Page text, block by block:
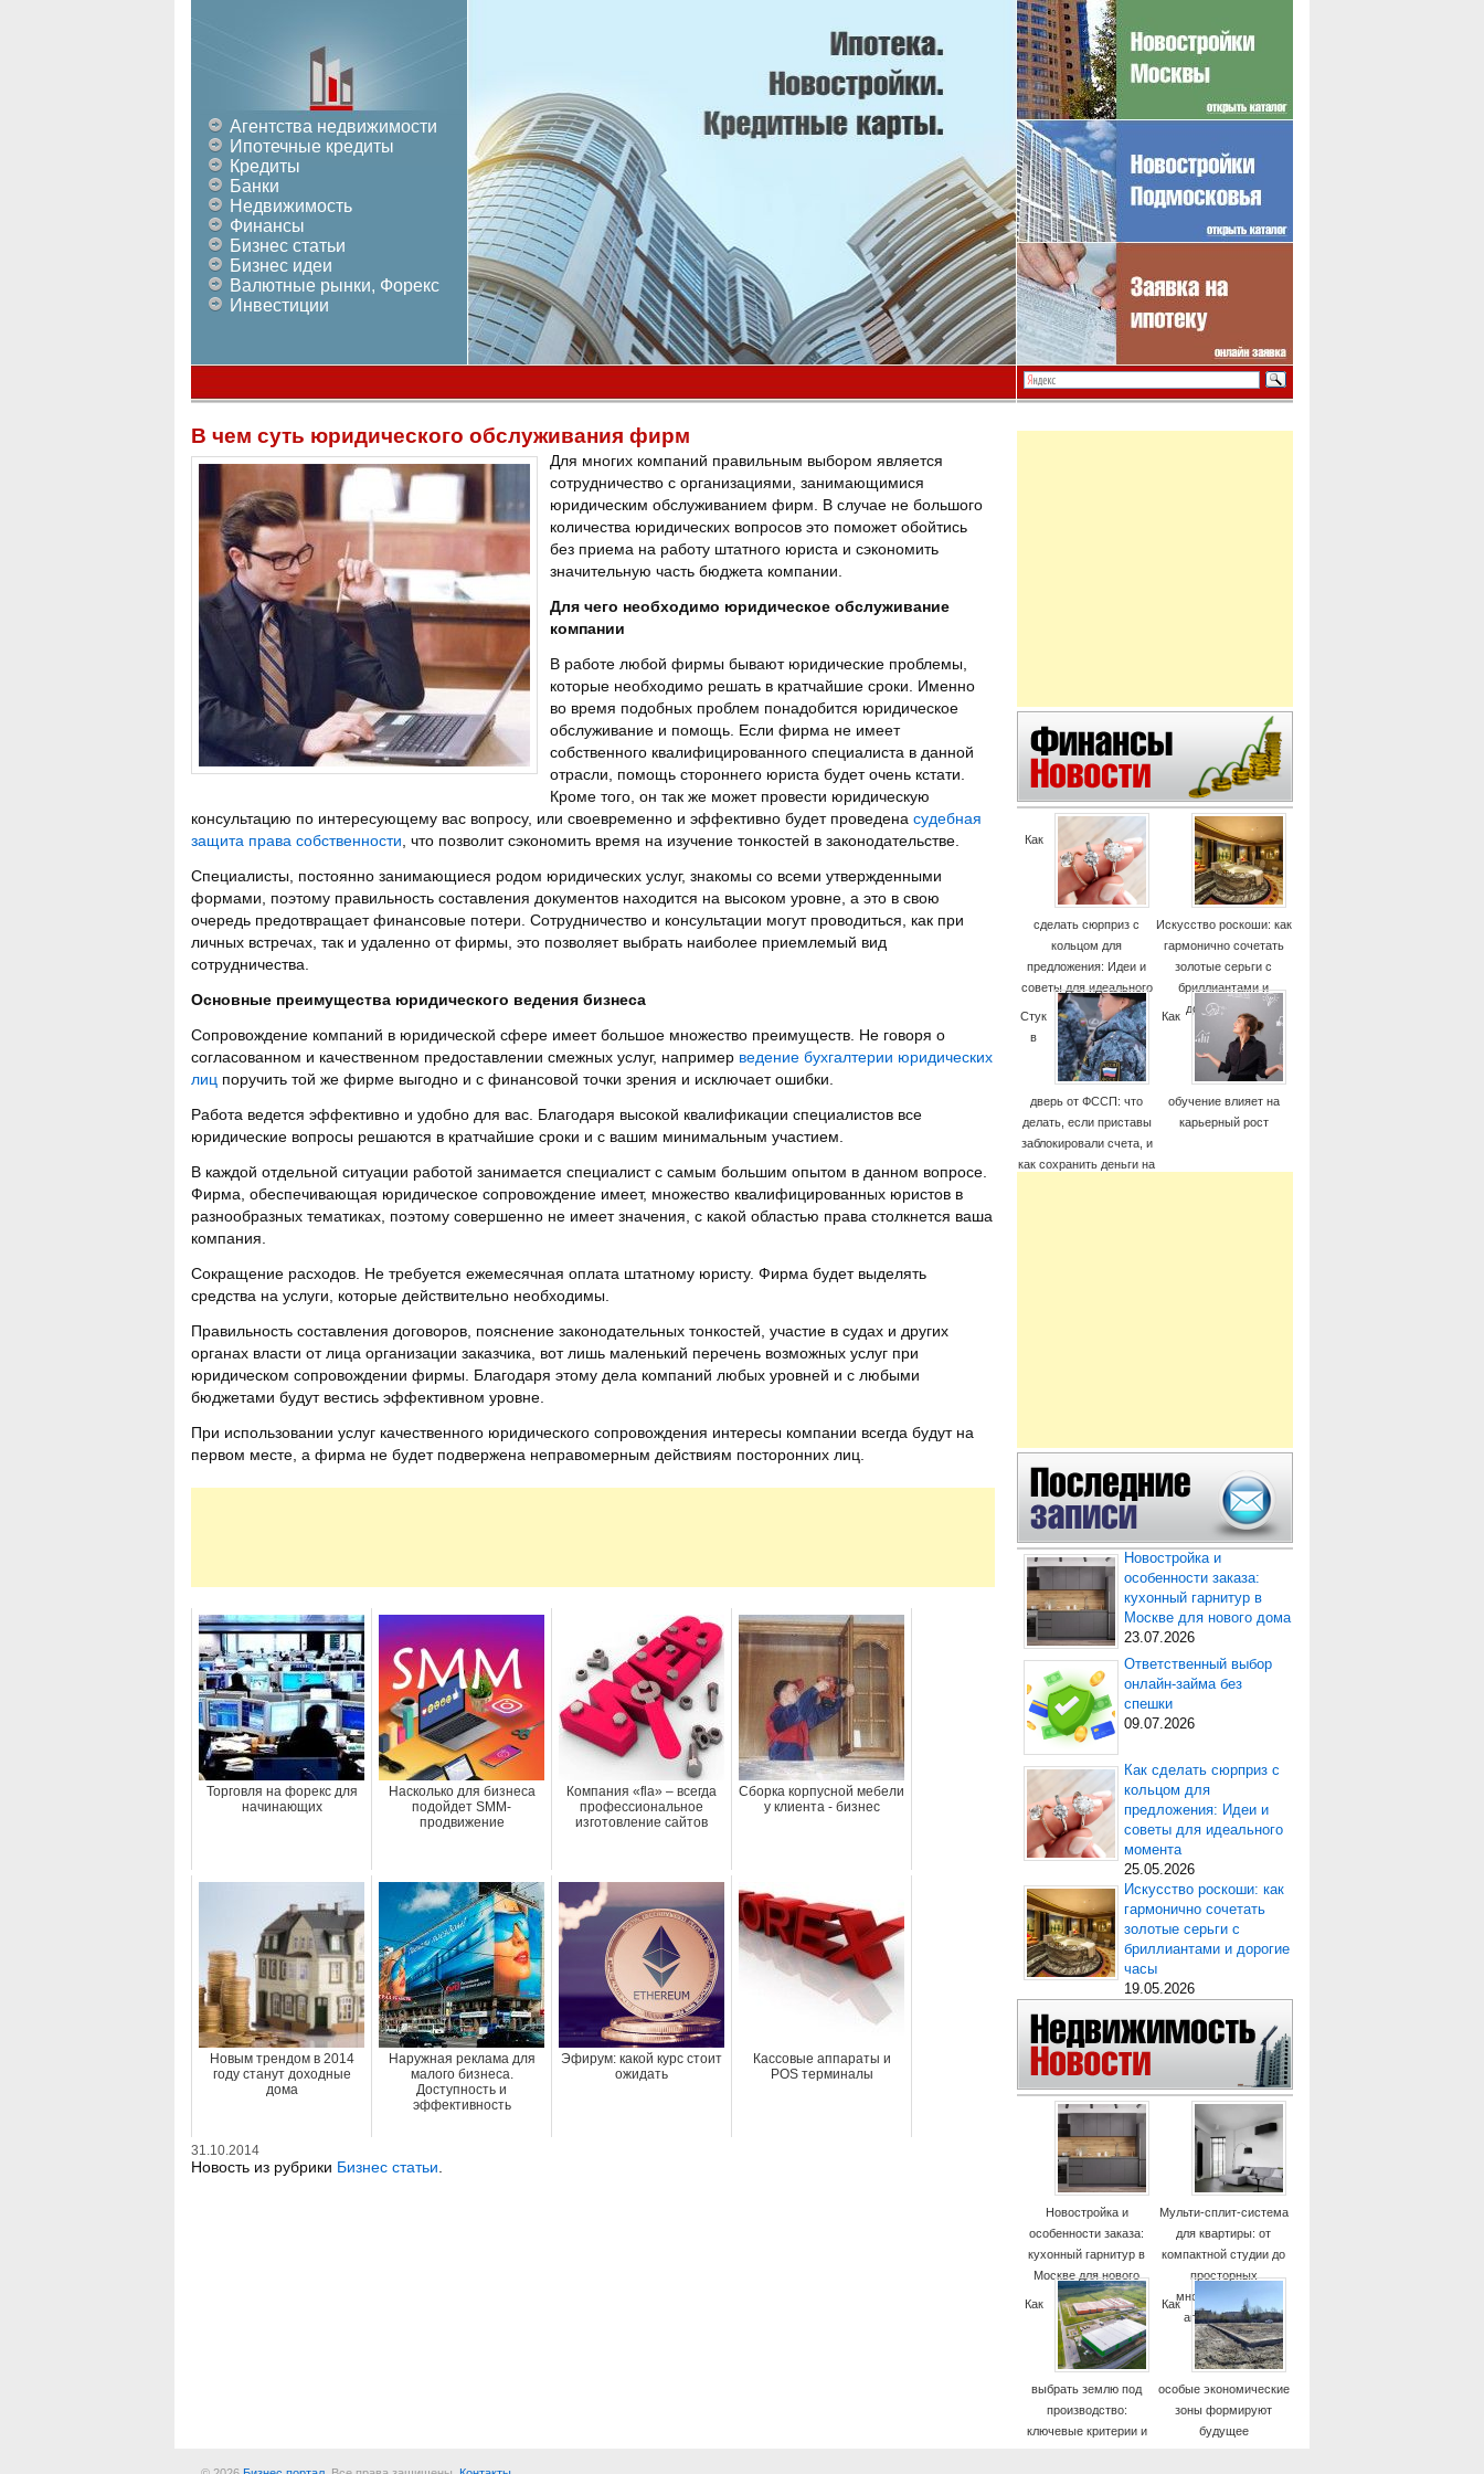
Агентства недвижимости
Ипотечные кредиты
Кредиты
Банки
Недвижимость
Финансы
Бизнес статьи
Бизнес идеи
Валютные рынки, Форекс
Инвестиции
В чем суть юридического обслуживания фирм
Для многих компаний правильным выбором является
сотрудничество с организациями, занимающимися
юридическим обслуживанием фирм. В случае не большого
количества юридических вопросов это поможет обойтись
без приема на работу штатного юриста и сэкономить
значительную часть бюджета компании.
Для чего необходимо юридическое обслуживание
компании
В работе любой фирмы бывают юридические проблемы,
которые необходимо решать в кратчайшие сроки. Именно
во время подобных проблем понадобится юридическое
обслуживание и помощь. Если фирма не имеет
собственного квалифицированного специалиста в данной
отрасли, помощь стороннего юриста будет очень кстати.
Кроме того, он так же может провести юридическую
консультацию по интересующему вас вопросу, или своевременно и эффективно будет проведена судебная
защита права собственности , что позволит сэкономить время на изучение тонкостей в законодательстве.
Специалисты, постоянно занимающиеся родом юридических услуг, знакомы со всеми утвержденными
формами, поэтому правильность составления документов находится на высоком уровне, а это в свою
очередь предотвращает финансовые потери. Сотрудничество и консультации могут проводиться, как при
личных встречах, так и удаленно от фирмы, это позволяет выбрать наиболее приемлемый вид
сотрудничества.
Основные преимущества юридического ведения бизнеса
Сопровождение компаний в юридической сфере имеет большое множество преимуществ. Не говоря о
согласованном и качественном предоставлении смежных услуг, например ведение бухгалтерии юридических
лиц поручить той же фирме выгодно и с финансовой точки зрения и исключает ошибки.
Работа ведется эффективно и удобно для вас. Благодаря высокой квалификации специалистов все
юридические вопросы решаются в кратчайшие сроки и с вашим минимальным участием.
В каждой отдельной ситуации работой занимается специалист с самым большим опытом в данном вопросе.
Фирма, обеспечивающая юридическое сопровождение имеет, множество квалифицированных юристов в
разнообразных тематиках, поэтому совершенно не имеет значения, с какой областью права столкнется ваша
компания.
Сокращение расходов. Не требуется ежемесячная оплата штатному юристу. Фирма будет выделять
средства на услуги, которые действительно необходимы.
Правильность составления договоров, пояснение законодательных тонкостей, участие в судах и других
органах власти от лица организации заказчика, вот лишь маленький перечень возможных услуг при
юридическом сопровождении фирмы. Благодаря этому дела компаний любых уровней и с любыми
бюджетами будут вестись эффективном уровне.
При использовании услуг качественного юридического сопровождения интересы компании всегда будут на
первом месте, а фирма не будет подвержена неправомерным действиям посторонних лиц.
Торговля на форекс для
начинающих
Насколько для бизнеса
подойдет SMM-
продвижение
Компания «fla» – всегда
профессиональное
изготовление сайтов
Сборка корпусной мебели
у клиента - бизнес
Новым трендом в 2014
году станут доходные
дома
Наружная реклама для
малого бизнеса.
Доступность и
эффективность
Эфирум: какой курс стоит
ожидать
Кассовые аппараты и
POS терминалы
31.10.2014
Новость из рубрики Бизнес статьи
Как
сделать сюрприз с
кольцом для
предложения: Идеи и
советы для идеального
момента
Искусство роскоши: как
гармонично сочетать
золотые серьги с
бриллиантами и
дорогие часы
Стук
в
дверь от ФССП: что
делать, если приставы
заблокировали счета, и
как сохранить деньги на
Как
обучение влияет на
карьерный рост
Новостройка и
особенности заказа:
кухонный гарнитур в
Москве для нового дома
23.07.2026
Ответственный выбор
онлайн-займа без
спешки
09.07.2026
Как сделать сюрприз с
кольцом для
предложения: Идеи и
советы для идеального
момента
25.05.2026
Искусство роскоши: как
гармонично сочетать
золотые серьги с
бриллиантами и дорогие
часы
19.05.2026
Новостройка и
особенности заказа:
кухонный гарнитур в
Москве для нового
дома
Мульти-сплит-система
для квартиры: от
компактной студии до
просторных
многокомнатных
апартаментов
Как
выбрать землю под
производство:
ключевые критерии и
Как
особые экономические
зоны формируют
будущее